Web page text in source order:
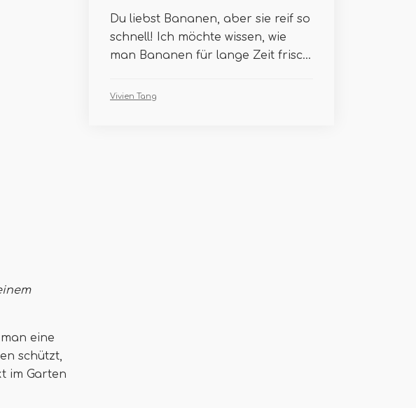
eine
schützt,
im Garten
Du liebst Bananen, aber sie reif so
schnell! Ich möchte wissen, wie
man Bananen für lange Zeit frisc...
Vivien Tang